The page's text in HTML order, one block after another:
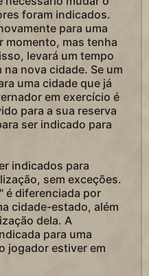
foram indicados.
para uma
momento, mas tenha
levará um tempo
nova cidade. Se um
uma cidade que já
em exercício é
para a sua reserva
ser indicado para
indicados para
sem exceções.
é diferenciada por
cidade-estado, além
dela. A
para uma
jogador estiver em